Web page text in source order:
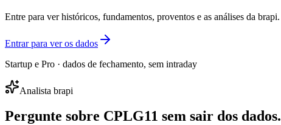
Entre para ver históricos, fundamentos, proventos e as análises da brapi.
Entrar para ver os dados
Startup e Pro · dados de fechamento, sem intraday
Analista brapi
Pergunte sobre CPLG11 sem sair dos dados.